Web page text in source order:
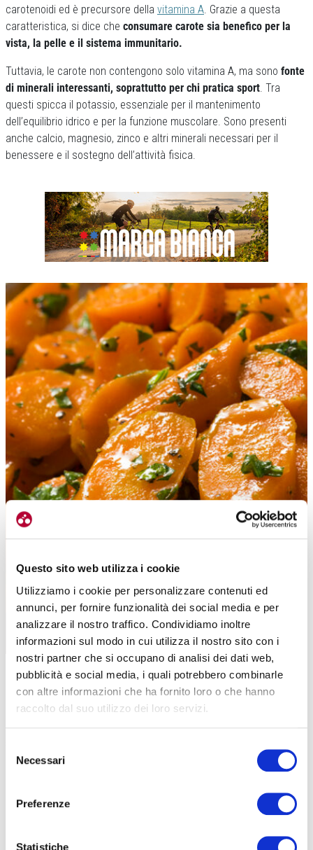
Questo sito web utilizza i cookie
Utilizziamo i cookie per personalizzare contenuti ed
annunci, per fornire funzionalità dei social media e per
analizzare il nostro traffico. Condividiamo inoltre
informazioni sul modo in cui utilizza il nostro sito con i
nostri partner che si occupano di analisi dei dati web,
pubblicità e social media, i quali potrebbero combinarle
con altre informazioni che ha fornito loro o che hanno
raccolto dal suo utilizzo dei loro servizi.
delNecessari
Preferenze
Statistiche
carotenoidi ed è precursore della vitamina A. Grazie a questa
caratteristica, si dice che consumare carote sia benefico per la
vista, la pelle e il sistema immunitario.
Tuttavia, le carote non contengono solo vitamina A, ma sono fonte
di minerali interessanti, soprattutto per chi pratica sport. Tra
questi spicca il potassio, essenziale per il mantenimento
dell’equilibrio idrico e per la funzione muscolare. Sono presenti
anche calcio, magnesio, zinco e altri minerali necessari per il
benessere e il sostegno dell’attività fisica.
Una cottura leggera della carota può aumentare la biodisponibilità dei suoi
carotenoidi (depositphotos.com)
LEGGENDE E FALSI MITI
Purtroppo, come spesso accade, si diffondono
questo ortaggio. E’ frequente sentire dire che le carote cotte non
: l’indice glicemico
misura la velocità con cui aumenta la glicemia in seguito al
porzione realmente consumata.